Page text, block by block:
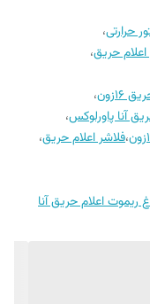
حرارتی،
حریق،
16زون
،
آنا پاورلوکس،
،فلاشر اعلام حریق،
ریموت اعلام حریق آنا